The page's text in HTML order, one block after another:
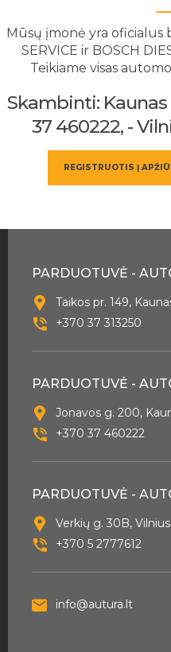
Mūsų įmonė yra oficialus
SERVICE ir BOSCH
Teikiame visas
Skambinti: Kaunas
37 460222, -
REGISTRUOTIS Į
PARDUOTUVĖ -
Taikos pr. 149,
+370 37 313250
PARDUOTUVĖ -
Jonavos g. 200,
+370 37 460222
PARDUOTUVĖ -
Verkių g. 30B,
+370 5 2777612
info@autura.lt